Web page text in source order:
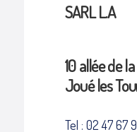
SARL L.A
10 allée de
Joué les
Tel : 02 47 67